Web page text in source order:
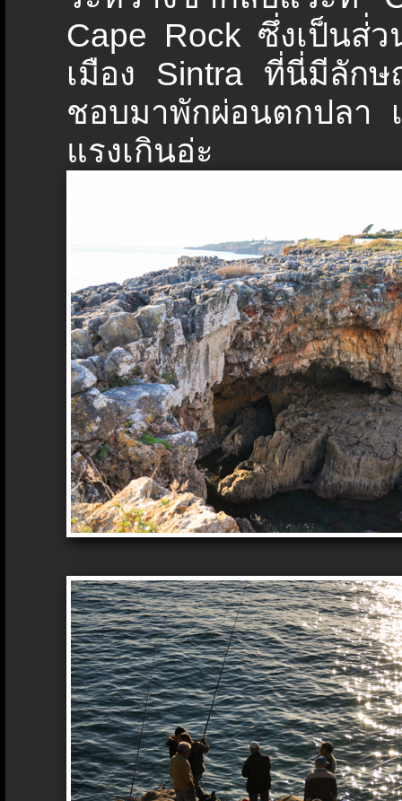
Cape Rock ซึ่งเป็นส่่
เมือง Sintra ที่นี่มีลัก
ชอบมาพักผ่อนตกปลา
แรงเกินอ่ะ